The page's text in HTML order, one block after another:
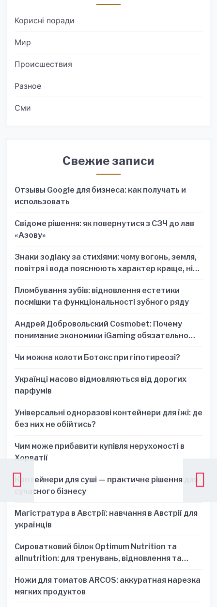
Корисні поради
Мир
Происшествия
Разное
Сми
Свежие записи
Отзывы Google для бизнеса: как получать и
использовать
Свідоме рішення: як повернутися з СЗЧ до лав
«Азову»
Знаки зодіаку за стихіями: чому вогонь, земля,
повітря і вода пояснюють характер краще, ніж
Пломбування зубів: відновлення естетики
посмішки та функціональності зубного ряду
Андрей Добровольский Cosmobet: Почему
понимание экономики iGaming обязательно
Чи можна колоти Ботокс при гіпотиреозі?
Українці масово відмовляються від дорогих
парфумів
Універсальні одноразові контейнери для їжі: де
без них не обійтись?
Чим може прибавити купівля нерухомості в
Хорватії
Контейнери для суші — практичне рішення для
сучасного бізнесу
Магістратура в Австрії: навчання в Австрії для
українців
Сироватковий білок Optimum Nutrition та
allnutrition: для тренувань, відновлення та
Ножи для томатов ARCOS: аккуратная нарезка
мягких продуктов